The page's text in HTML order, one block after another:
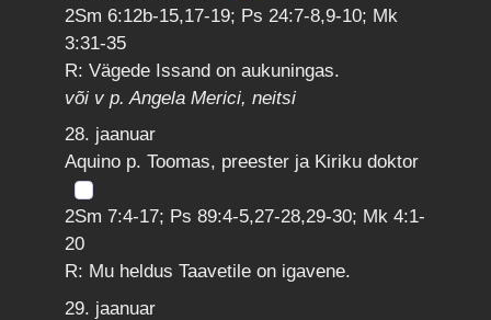
2Sm 6:12b-15,17-19; Ps 24:7-8,9-10; Mk
3:31-35
R: Vägede Issand on aukuningas.
või v p. Angela Merici, neitsi
28. jaanuar
Aquino p. Toomas, preester ja Kiriku doktor
2Sm 7:4-17; Ps 89:4-5,27-28,29-30; Mk 4:1-
20
R: Mu heldus Taavetile on igavene.
29. jaanuar